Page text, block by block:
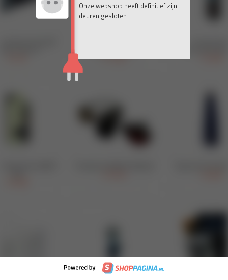
Onze webshop heeft definitief zijn
deuren gesloten